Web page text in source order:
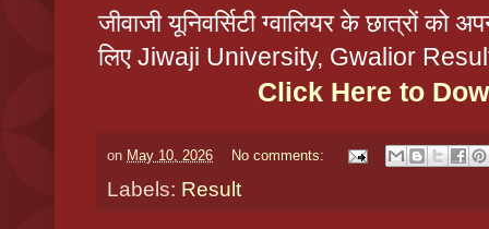
जीवाजी यूनिवर्सिटी ग्वालियर के छात्रों को
लिए Jiwaji University, Gwalior Result
Click Here to
on May 10, 2026 No comments:
Labels: Result